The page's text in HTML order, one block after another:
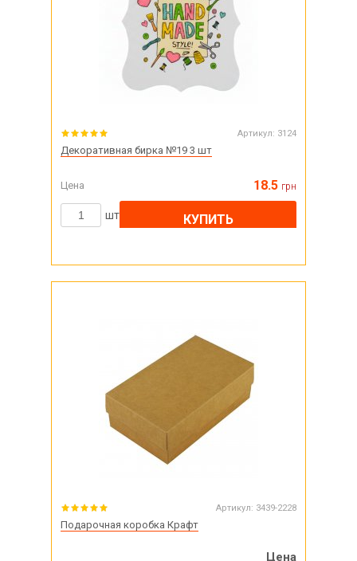
Артикул: 3124
Декоративная бирка №19 3 шт
Цена 18.5 грн
шт КУПИТЬ
Артикул: 3439-2228
Подарочная коробка Крафт
Цена